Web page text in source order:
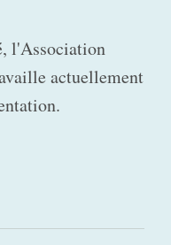
l'Association
actuellement